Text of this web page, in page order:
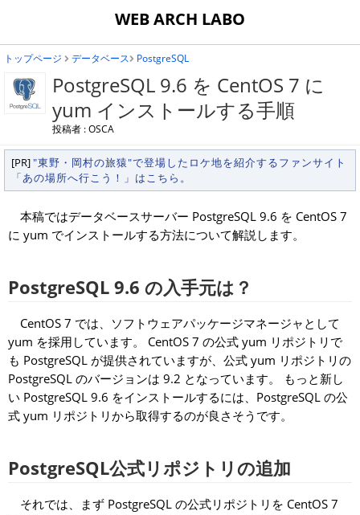
WEB ARCH LABO
トップページ データベース PostgreSQL
PostgreSQL 9.6 を CentOS 7 に
yum インストールする手順
投稿者 : OSCA
[PR]"東野・岡村の旅猿"で登場したロケ地を紹介するファンサイト
「あの場所へ行こう！」はこちら。
本稿ではデータベースサーバー PostgreSQL 9.6 を CentOS 7
に yum でインストールする方法について解説します。
PostgreSQL 9.6 の入手元は？
CentOS 7 では、ソフトウェアパッケージマネージャとして
yum を採用しています。 CentOS 7 の公式 yum リポジトリで
も PostgreSQL が提供されていますが、公式 yum リポジトリの
PostgreSQL のバージョンは 9.2 となっています。 もっと新し
い PostgreSQL 9.6 をインストールするには、PostgreSQL の公
式 yum リポジトリから取得するのが良さそうです。
PostgreSQL公式リポジトリの追加
それでは、まず PostgreSQL の公式リポジトリを CentOS 7